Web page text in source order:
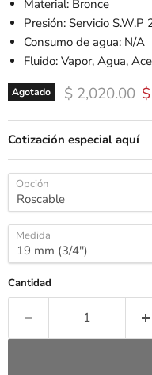
Material: Bronce
Presión: Servicio
Consumo de agua: N/A
Fluido: Vapor, Agua,
Agotado Precio
$ 2,020.00
Cotización especial aquí
Opción
Medida
Cantidad